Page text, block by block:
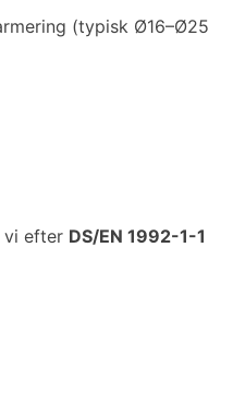
(typisk Ø16–Ø25
vi efter DS/EN 1992-1-1